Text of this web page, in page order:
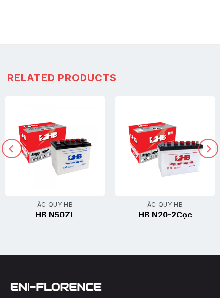
RELATED PRODUCTS
ẮC QUY HB
HB N50ZL
ẮC QUY HB
HB N20-2Cọc